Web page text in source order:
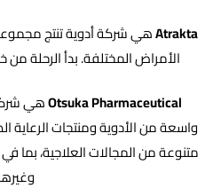
Atraktaهي شركة أدوية تنتج
الأمراض المختلفة. بدأ الرحلة من
Otsuka Pharmaceuticalهي
واسعة من الأدوية ومنتجات
متنوعة من المجالات العلاجية، بما